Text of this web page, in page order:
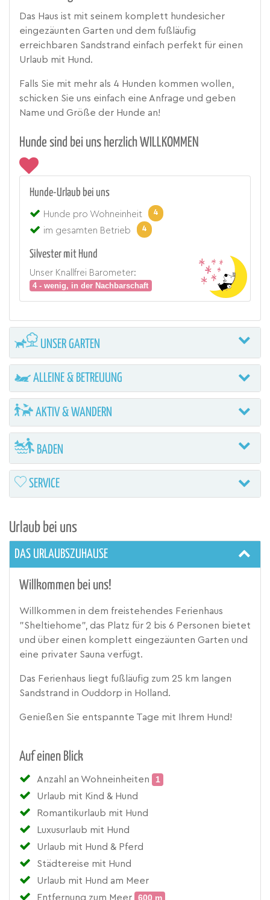
Das Haus ist mit seinem komplett hundesicher
eingezäunten Garten und dem fußläufig
erreichbaren Sandstrand einfach perfekt für einen
Urlaub mit Hund.
Falls Sie mit mehr als 4 Hunden kommen wollen,
schicken Sie uns einfach eine Anfrage und geben
Name und Größe der Hunde an!
Hunde sind bei uns herzlich WILLKOMMEN
Hunde-Urlaub bei uns
Hunde pro Wohneinheit 4
im gesamten Betrieb 4
Silvester mit Hund
Unser Knallfrei Barometer:
4 - wenig, in der Nachbarschaft
UNSER GARTEN
ALLEINE & BETREUUNG
AKTIV & WANDERN
BADEN
SERVICE
Urlaub bei uns
DAS URLAUBSZUHAUSE
Willkommen bei uns!
Willkommen in dem freistehendes Ferienhaus
"Sheltiehome", das Platz für 2 bis 6 Personen bietet
und über einen komplett eingezäunten Garten und
eine privater Sauna verfügt.
Das Ferienhaus liegt fußläufig zum 25 km langen
Sandstrand in Ouddorp in Holland.
Genießen Sie entspannte Tage mit Ihrem Hund!
Auf einen Blick
Anzahl an Wohneinheiten
1
Urlaub mit Kind & Hund
Romantikurlaub mit Hund
Luxusurlaub mit Hund
Urlaub mit Hund & Pferd
Städtereise mit Hund
Urlaub mit Hund am Meer
Entfernung zum Meer
600 m